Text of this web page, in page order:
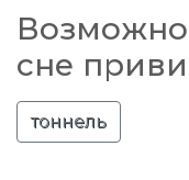
сне
тоннель